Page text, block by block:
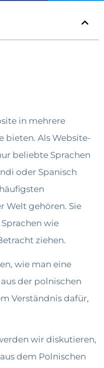
in mehrere
bieten. Als Website-
beliebte Sprachen
oder Spanisch
Welt gehören. Sie
wie
ziehen.
wie man eine
der polnischen
Verständnis dafür,
wir diskutieren,
dem Polnischen